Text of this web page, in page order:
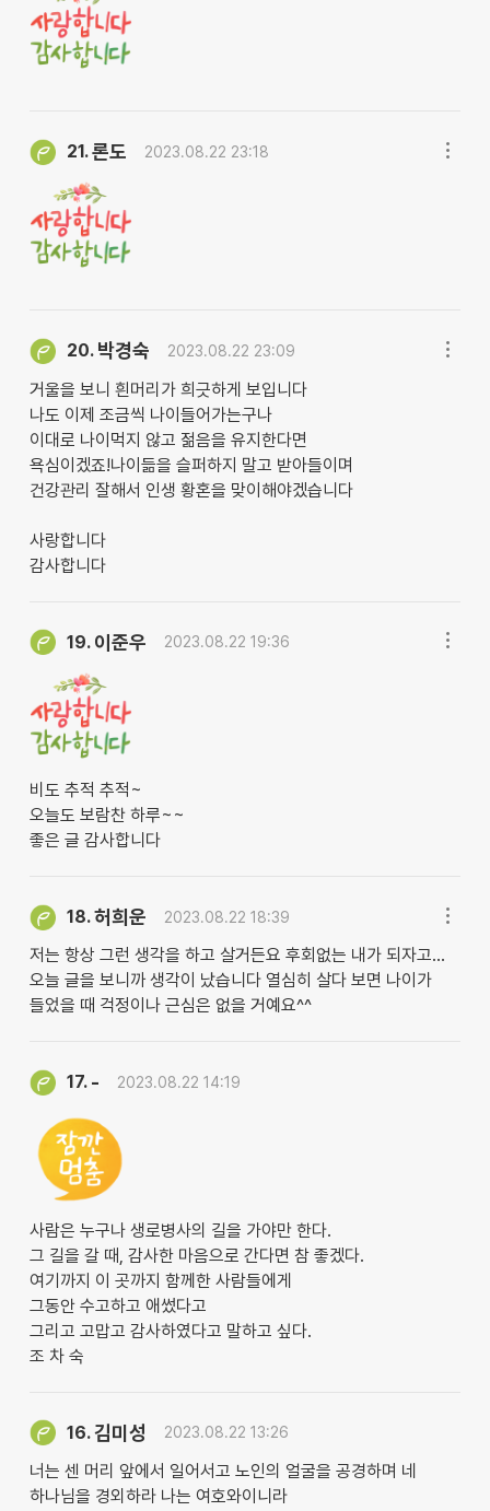
21.론도 2023.08.22 23:18
20. 박경숙 2023.08.22 23:09
거울을 보니 흰머리가 희긋하게 보입니다
나도 이제 조금씩 나이들어가는구나
이대로 나이먹지 않고 젊음을 유지한다면
욕심이겠죠!나이듦을 슬퍼하지 말고 받아들이며
건강관리 잘해서 인생 황혼을 맞이해야겠습니다
사랑합니다
감사합니다
19. 이준우 2023.08.22 19:36
비도 추적 추적~
오늘도 보람찬 하루~~
좋은 글 감사합니다
18.허희운 2023.08.22 18:39
저는 항상 그런 생각을 하고 살거든요 후회없는 내가 되자고...
오늘 글을 보니까 생각이 났습니다 열심히 살다 보면 나이가
들었을 때 걱정이나 근심은 없을 거예요^^
17. - 2023.08.22 14:19
사람은 누구나 생로병사의 길을 가야만 한다.
그 길을 갈 때, 감사한 마음으로 간다면 참 좋겠다.
여기까지 이 곳까지 함께한 사람들에게
그동안 수고하고 애썼다고
그리고 고맙고 감사하였다고 말하고 싶다.
조 차 숙
16.김미성 2023.08.22 13:26
너는 센 머리 앞에서 일어서고 노인의 얼굴을 공경하며 네
하나님을 경외하라 나는 여호와이니라